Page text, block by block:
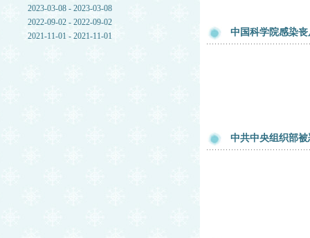
2023-03-08 - 2023-03-08
2022-09-02 - 2022-09-02
2021-11-01 - 2021-11-01
中国科学院感染
中共中央组织部